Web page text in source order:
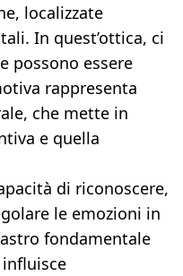
localizzate
In quest’ottica, ci
possono essere
rappresenta
che mette in
e quella
di riconoscere,
le emozioni in
fondamentale